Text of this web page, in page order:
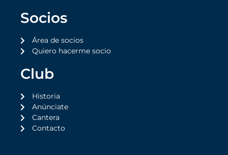
Socios
Área de socios
Quiero hacerme socio
Club
Historia
Anúnciate
Cantera
Contacto